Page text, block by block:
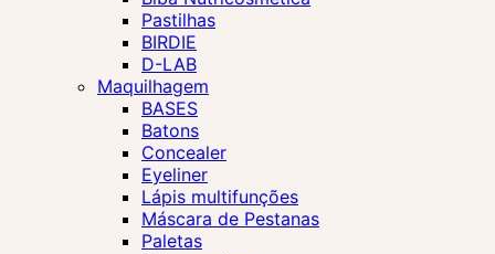
Pastilhas
BIRDIE
D-LAB
Maquilhagem
BASES
Batons
Concealer
Eyeliner
Lápis multifunções
Máscara de Pestanas
Paletas